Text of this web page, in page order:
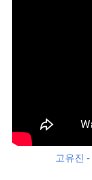
고유진 -